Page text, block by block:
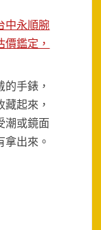
中永順腕
鑑定，
手錶，
起來，
潮或鏡面
拿出來。